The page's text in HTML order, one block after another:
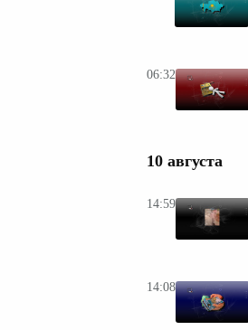
06:32
10 августа
14:59
14:08